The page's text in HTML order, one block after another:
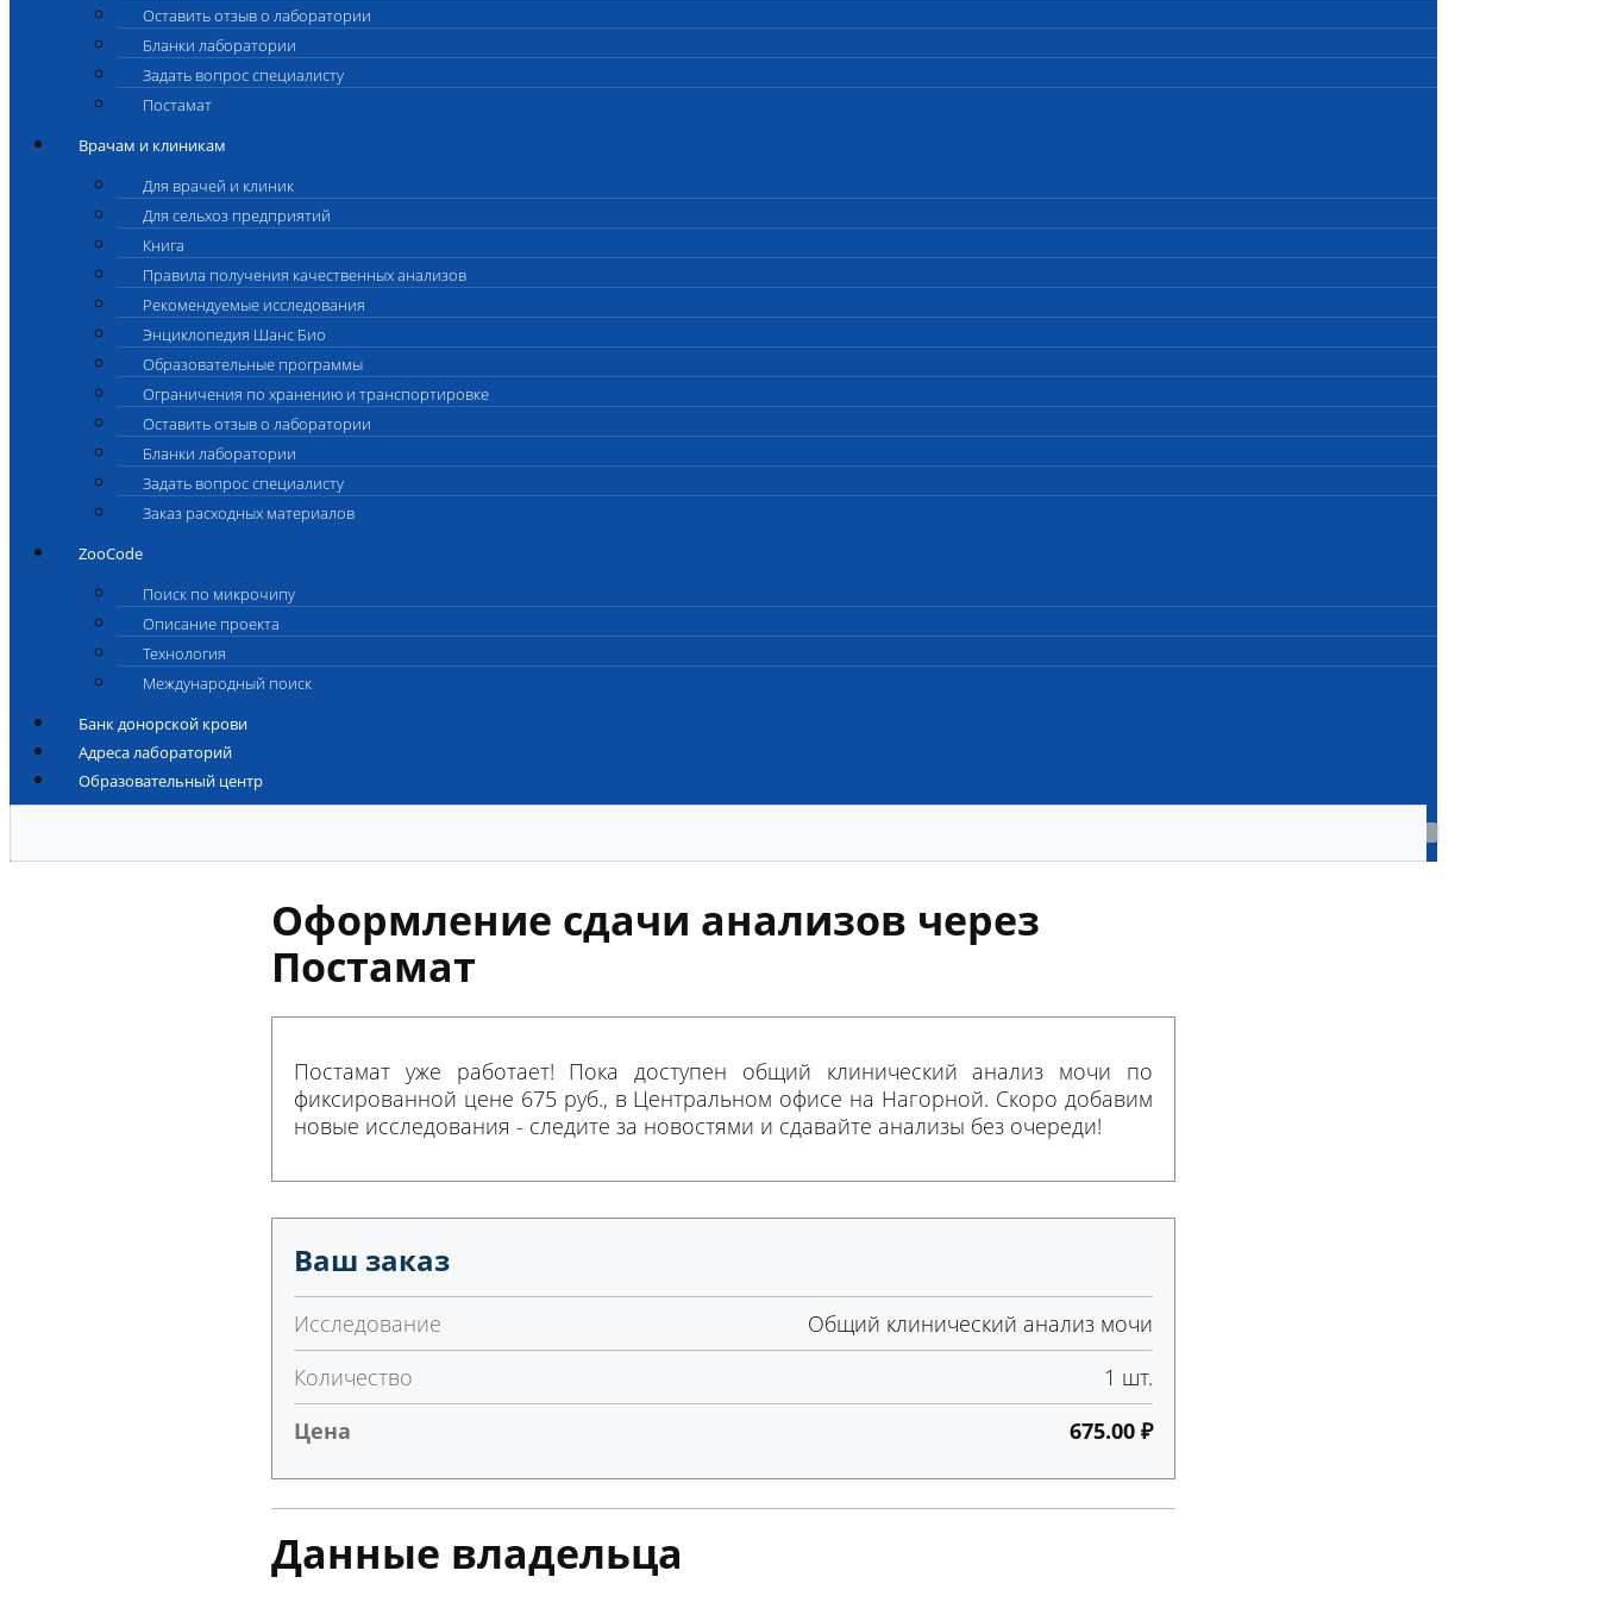
Оставить отзыв о лаборатории
Бланки лаборатории
Задать вопрос специалисту
Постамат
Врачам и клиникам
Для врачей и клиник
Для сельхоз предприятий
Книга
Правила получения качественных анализов
Рекомендуемые исследования
Энциклопедия Шанс Био
Образовательные программы
Ограничения по хранению и транспортировке
Оставить отзыв о лаборатории
Бланки лаборатории
Задать вопрос специалисту
Заказ расходных материалов
ZooCode
Поиск по микрочипу
Описание проекта
Технология
Международный поиск
Банк донорской крови
Адреса лабораторий
Образовательный центр
Оформление сдачи анализов через
Постамат
Постамат уже работает! Пока доступен общий клинический анализ мочи по
фиксированной цене 675 руб., в Центральном офисе на Нагорной. Скоро добавим
новые исследования - следите за новостями и сдавайте анализы без очереди!
Ваш заказ
Исследование
Общий клинический анализ мочи
Количество
1 шт.
Цена
675.00 ₽
Данные владельца